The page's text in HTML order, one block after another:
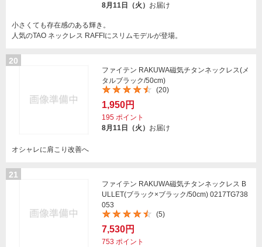
8月11日（火） お届け
小さくても存在感のある輝き。
人気のTAO ネックレス RAFFIにスリムモデルが登場。
20
ファイテン RAKUWA磁気チタンネックレス(メ
タルブラック/50cm)
(20)
1,950円
195 ポイント
8月11日（火） お届け
オシャレに肩こり改善へ
21
ファイテン RAKUWA磁気チタンネックレス B
ULLET(ブラック×ブラック/50cm) 0217TG738
053
(5)
7,530円
753 ポイント